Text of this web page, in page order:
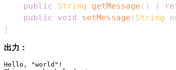
public
String getMessage ( ) {
public
void setMessage ( String
}
出力：
Hello, "world"!